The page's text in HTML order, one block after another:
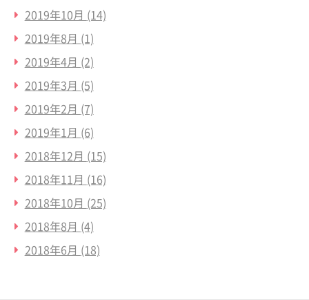
2019年10月 (14)
2019年8月 (1)
2019年4月 (2)
2019年3月 (5)
2019年2月 (7)
2019年1月 (6)
2018年12月 (15)
2018年11月 (16)
2018年10月 (25)
2018年8月 (4)
2018年6月 (18)